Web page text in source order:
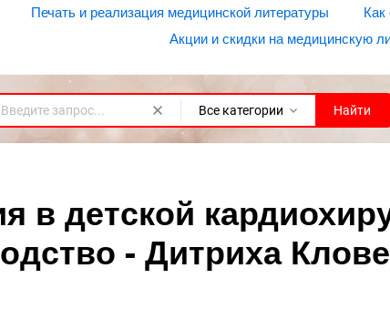
Печать и реализация медицинской литературы
Как
Акции и скидки на медицинскую
Все категории Найти
в детской
- Дитриха